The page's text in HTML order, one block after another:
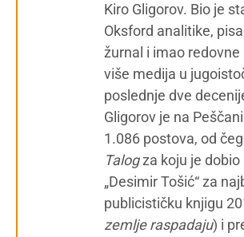
Kiro Gligorov. Bio je
Oksford analitike,
žurnal i imao redovne
više medija u
poslednje dve
Gligorov je na
1.086 postova, od
Talogza koju je dobio
„Desimir Tošić“ za
publicističku knjigu
zemlje raspadaju) i